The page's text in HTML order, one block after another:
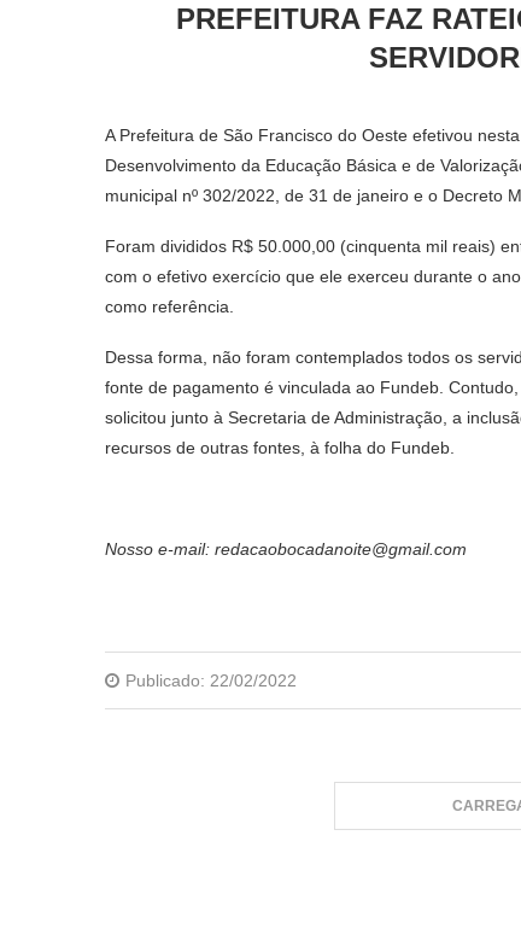
PREFEITURA FAZ
A Prefeitura de São Francisco do Oeste efetivou
Desenvolvimento da Educação Básica e de
municipal nº 302/2022, de 31 de janeiro e o Decreto
Foram divididos R$ 50.000,00 (cinquenta mil reais)
com o efetivo exercício que ele exerceu durante o
como referência.
Dessa forma, não foram contemplados todos os
fonte de pagamento é vinculada ao Fundeb.
solicitou junto à Secretaria de Administração, a
recursos de outras fontes, à folha do Fundeb.
Nosso e-mail: redacaobocadanoite@gmail.com
Publicado: 22/02/2022